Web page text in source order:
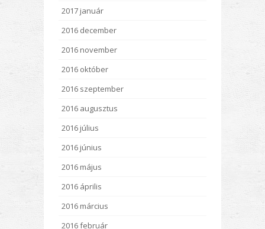
2017 január
2016 december
2016 november
2016 október
2016 szeptember
2016 augusztus
2016 július
2016 június
2016 május
2016 április
2016 március
2016 február